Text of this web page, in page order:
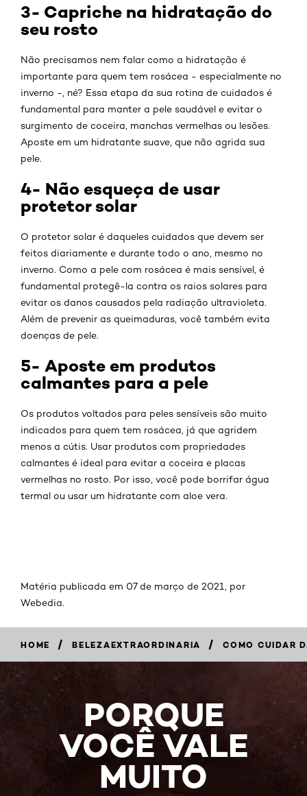
3- Capriche na hidratação do
seu rosto
Não precisamos nem falar como a hidratação é
importante para quem tem rosácea - especialmente no
inverno -, né? Essa etapa da sua rotina de cuidados é
fundamental para manter a pele saudável e evitar o
surgimento de coceira, manchas vermelhas ou lesões.
Aposte em um hidratante suave, que não agrida sua
pele.
4- Não esqueça de usar
protetor solar
O protetor solar é daqueles cuidados que devem ser
feitos diariamente e durante todo o ano, mesmo no
inverno. Como a pele com rosácea é mais sensível, é
fundamental protegê-la contra os raios solares para
evitar os danos causados pela radiação ultravioleta.
Além de prevenir as queimaduras, você também evita
doenças de pele.
5- Aposte em produtos
calmantes para a pele
Os produtos voltados para peles sensíveis são muito
indicados para quem tem rosácea, já que agridem
menos a cútis. Usar produtos com propriedades
calmantes é ideal para evitar a coceira e placas
vermelhas no rosto. Por isso, você pode borrifar água
termal ou usar um hidratante com aloe vera.
Matéria publicada em 07 de março de 2021, por
Webedia.
HOME / BELEZAEXTRAORDINARIA / COMO CUIDAR
PORQUE
VOCÊ VALE
MUITO